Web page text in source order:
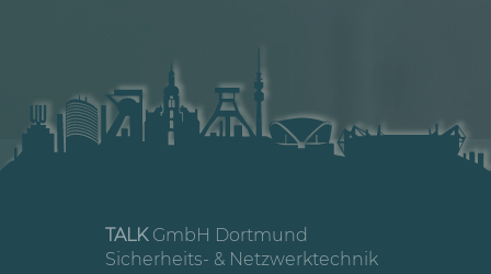
TALKGmbH Dortmund
Sicherheits- & Netzwerktechnik